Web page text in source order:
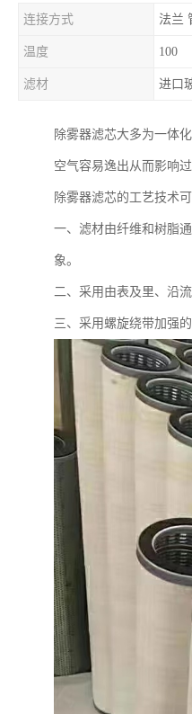
连接方式 法兰
温度 100
滤材 进口
除雾器滤芯大多为一体
空气容易逸出从而影响过
除雾器滤芯的工艺技术
一、滤材由纤维和树脂
象。
二、采用由表及里、沿
三、采用螺旋绕带加强